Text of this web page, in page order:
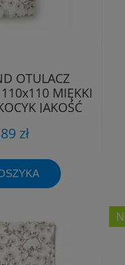
OTULACZ
MIĘKKI
JAKOŚĆ
zł